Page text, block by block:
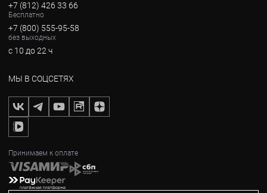
+7 (812) 426 33 66
Бесплатно
+7 (800) 555-95-58
без выходных
с 10 до 22 ч
МЫ В СОЦСЕТЯХ
Принимаем к оплате